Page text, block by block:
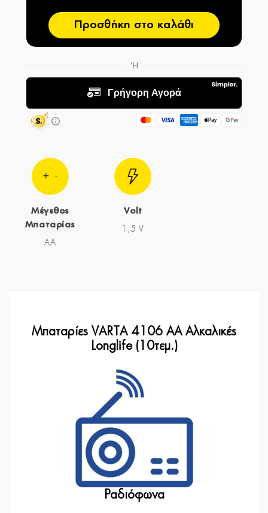
Προσθήκη στο καλάθι
Μέγεθος
Μπαταρίας
AA
Volt
1,5 V
Μπαταρίες VARTA 4106 AA Αλκαλικές
Longlife (10τεμ.)
Ραδιόφωνα